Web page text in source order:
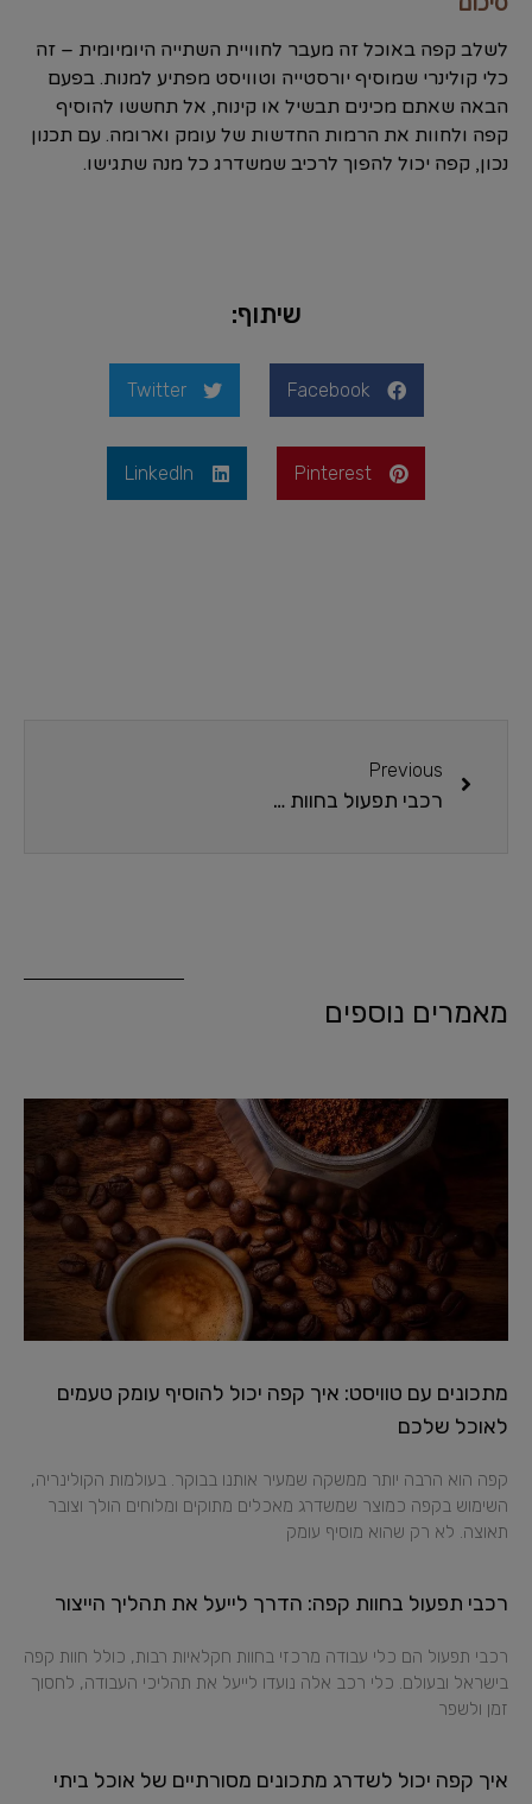
לשלב קפה באוכל זה מעבר לחוויית השתייה היומיומית – זה
כלי קולינרי שמוסיף יורסטייה וטוויסט מפתיע למנות. בפעם
הבאה שאתם מכינים תבשיל או קינוח, אל תחששו להוסיף
קפה ולחוות את הרמות החדשות של עומק וארומה. עם תכנון
נכון, קפה יכול להפוך לרכיב שמשדרג כל מנה שתגישו.
שיתוף:
Facebook
Twitter
Pinterest
LinkedIn
Previous
רכבי תפעול בחוות קפה: הדרך לייעל את תהליך הייצור
מאמרים נוספים
מתכונים עם טוויסט: איך קפה יכול להוסיף עומק טעמים
לאוכל שלכם
קפה הוא הרבה יותר ממשקה שמעיר אותנו בבוקר. בעולמות הקולינריה,
השימוש בקפה כמוצר שמשדרג מאכלים מתוקים ומלוחים הולך וצובר
תאוצה. לא רק שהוא מוסיף עומק
רכבי תפעול בחוות קפה: הדרך לייעל את תהליך הייצור
רכבי תפעול הם כלי עבודה מרכזי בחוות חקלאיות רבות, כולל חוות קפה
בישראל ובעולם. כלי רכב אלה נועדו לייעל את תהליכי העבודה, לחסוך
זמן ולשפר
איך קפה יכול לשדרג מתכונים מסורתיים של אוכל ביתי